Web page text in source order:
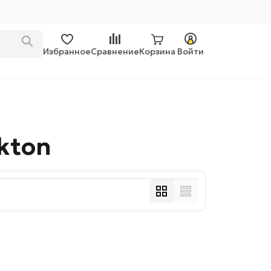
ИзбранноеСравнениеКорзина Войти